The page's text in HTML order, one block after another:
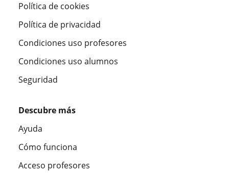
Política de cookies
Política de privacidad
Condiciones uso profesores
Condiciones uso alumnos
Seguridad
Descubre más
Ayuda
Cómo funciona
Acceso profesores